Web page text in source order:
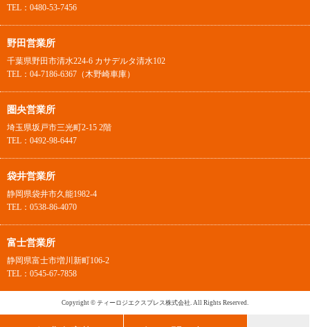
TEL：0480-53-7456
野田営業所
千葉県野田市清水224-6 カサデルタ清水102
TEL：04-7186-6367（木野崎車庫）
圏央営業所
埼玉県坂戸市三光町2-15 2階
TEL：0492-98-6447
袋井営業所
静岡県袋井市久能1982-4
TEL：0538-86-4070
富士営業所
静岡県富士市増川新町106-2
TEL：0545-67-7858
Copyright © ティーロジエクスプレス株式会社. All Rights Reserved.